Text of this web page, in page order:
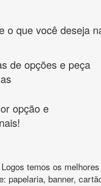
o que você deseja
de opções e peça
opção e
temos os
papelaria, banner,